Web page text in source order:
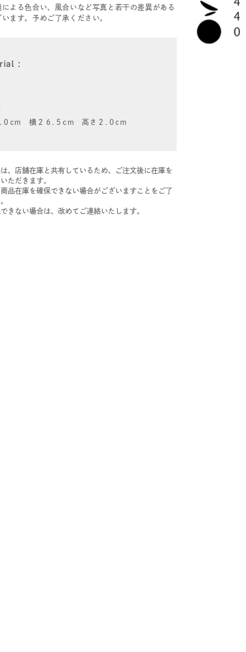
よる色合い、風合いなど写真と若干の差異がある
ます。予めご了承ください。
.０cm 横２６.５cm 高さ２.０cm
、店舗在庫と共有しているため、ご注文後に在庫を
ただきます。
品在庫を確保できない場合がございますことをご了
きない場合は、改めてご連絡いたします。